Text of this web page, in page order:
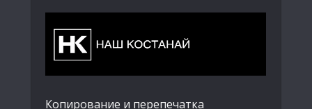
Копирование и перепечатка